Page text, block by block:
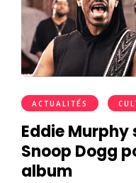
ACTUALITÉS
Eddie Murphy
Snoop Dogg
album